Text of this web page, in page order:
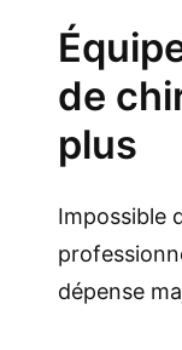
de
plus
Impossible
dépense